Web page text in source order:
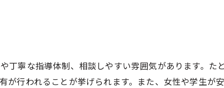
学生が実感する軽貨物の柔軟な働き方
者でも安心して学業と両立できる軽貨物
丁寧な指導体制、相談しやすい雰囲気があります。た
が行われることが挙げられます。また、女性や学生が